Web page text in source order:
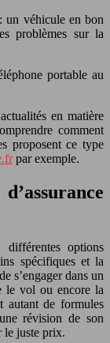
un véhicule en bon
problèmes sur la
portable au
en matière
comment
proposent ce type
par exemple.
différentes options
spécifiques et la
s’engager dans un
le vol ou encore la
autant de formules
révision de son
le juste prix.